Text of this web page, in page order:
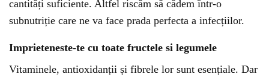
cantități suficiente. Altfel riscăm să cădem într-o
subnutriție care ne va face prada perfecta a infecțiilor.
Imprieteneste-te cu toate fructele si legumele
Vitaminele, antioxidanții și fibrele lor sunt esențiale. Dar